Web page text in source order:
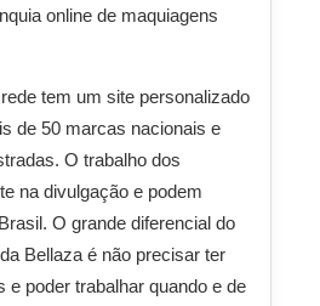
online de maquiagens
tem um site personalizado
de 50 marcas nacionais e
O trabalho dos
na divulgação e podem
O grande diferencial do
Bellaza é não precisar ter
e poder trabalhar quando e de